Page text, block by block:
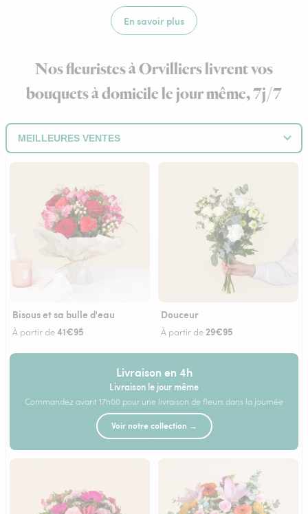
En savoir plus
Nos fleuristes à Orvilliers livrent vos
bouquets à domicile le jour même, 7j/7
Bisous et sa bulle d'eau
À partir de41€95
Douceur
À partir de 29€95
Livraison en 4h
Livraison le jour même
Commandez avant 17h00 pour une livraison de fleurs dans la journée
Voir notre collection →